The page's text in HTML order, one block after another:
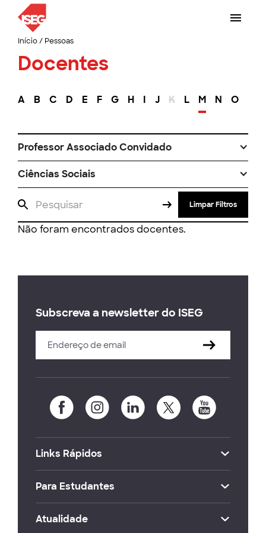
Início/ Pessoas
Docentes
A B C D E F G H I J K L M N O
Professor Associado Convidado
Ciências Sociais
Limpar Filtros
Não foram encontrados docentes.
Subscreva a newsletter do ISEG
Links Rápidos
Para Estudantes
Atualidade